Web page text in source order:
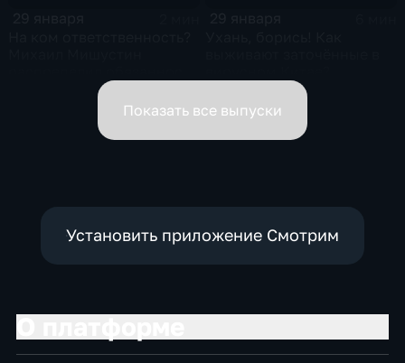
вице-премьеров
Показать все выпуски
Установить приложение Смотрим